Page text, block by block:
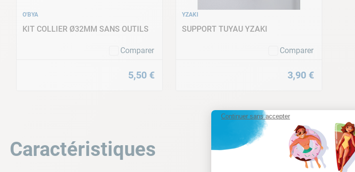
O'BYA
KIT COLLIER Ø32MM SANS OUTILS
Comparer
5,50 €
YZAKI
SUPPORT TUYAU YZAKI
Comparer
3,90 €
Caractéristiques
Continuer sans accepter